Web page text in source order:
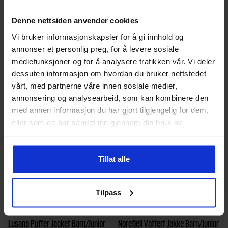
Denne nettsiden anvender cookies
Vi bruker informasjonskapsler for å gi innhold og
annonser et personlig preg, for å levere sosiale
mediefunksjoner og for å analysere trafikken vår. Vi deler
dessuten informasjon om hvordan du bruker nettstedet
vårt, med partnerne våre innen sosiale medier,
annonsering og analysearbeid, som kan kombinere den
med annen informasjon du har gjort tilgjengelig for dem,
eller som de har samlet inn gjennom din bruk av
Tillat alle
Tilpass
Kingland Ski Jacket Junior
649kr
Dette
produktet
har
flere
varianter.
velges
produktsiden
Kingland Ski Jacket Junior
649kr
Dette
produktet
har
flere
varianter.
velges
Lusano Puffer Jacket Barn/Junior Norefjell Vattert Jakke Barn/Junior